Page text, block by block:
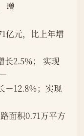
增
长2.5％； 实现
－12.8％；实现